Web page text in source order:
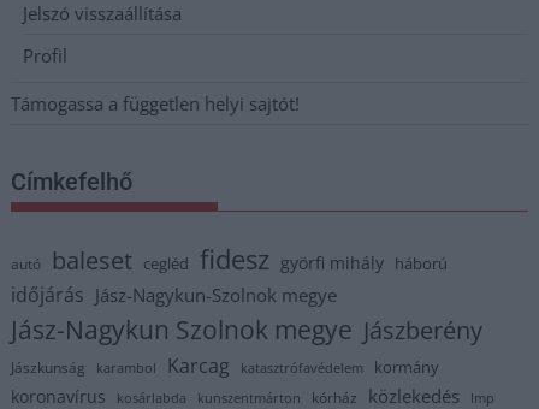
Jelszó visszaállítása
Profil
Támogassa a független helyi sajtót!
Címkefelhő
autó baleset cegléd fidesz györfi mihály háború
időjárás Jász-Nagykun-Szolnok megye
Jász-Nagykun Szolnok megye Jászberény
Jászkunság karambol Karcag katasztrófavédelem kormány
koronavírus kosárlabda kunszentmárton kórház közlekedés lmp